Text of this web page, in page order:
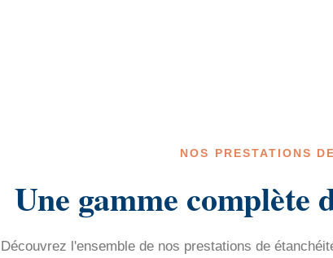
NOS PRESTATIONS
Une gamme complète
Découvrez l'ensemble de nos prestations de